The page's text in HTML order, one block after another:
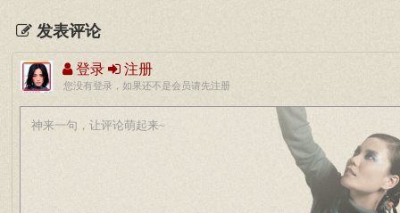
发表评论
登录 注册
您没有登录，如果还不是会员请先注册